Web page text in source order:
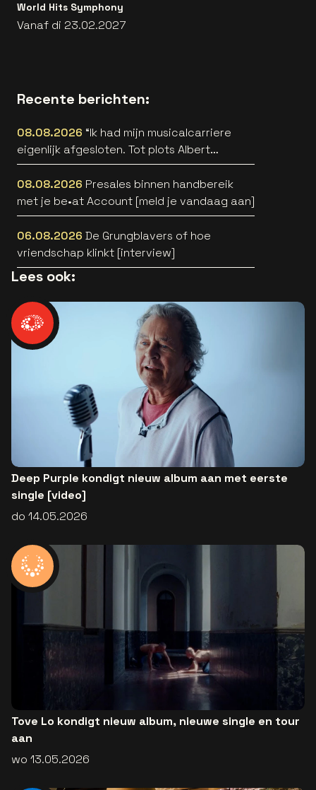
World Hits Symphony
Vanaf di 23.02.2027
Recente berichten:
08.08.2026 “Ik had mijn musicalcarriere
eigenlijk afgesloten. Tot plots Albert
Verlinde belde” [interview]
08.08.2026 Presales binnen handbereik
met je be•at Account [meld je vandaag aan]
06.08.2026 De Grungblavers of hoe
vriendschap klinkt [interview]
Lees ook:
Deep Purple kondigt nieuw album aan met eerste
single [video]
do 14.05.2026
Tove Lo kondigt nieuw album, nieuwe single en tour
aan
wo 13.05.2026